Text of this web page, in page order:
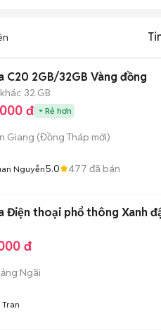
C20 2GB/32GB Vàng đồng
32 GB
đ Rẻ hơn
Giang (Đồng Tháp mới)
Nguyễn5.0 477 đã bán
Điện thoại phổ thông Xanh
đ
Ngãi
Tran